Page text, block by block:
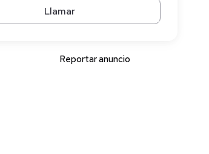
Llamar
Reportar anuncio